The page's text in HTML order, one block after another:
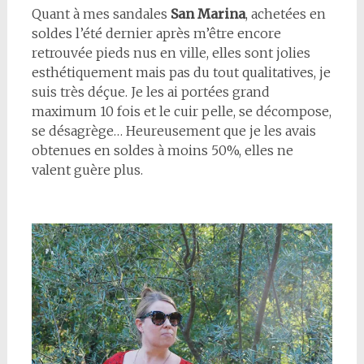
Quant à mes sandales San Marina, achetées en
soldes l’été dernier après m’être encore
retrouvée pieds nus en ville, elles sont jolies
esthétiquement mais pas du tout qualitatives, je
suis très déçue. Je les ai portées grand
maximum 10 fois et le cuir pelle, se décompose,
se désagrège… Heureusement que je les avais
obtenues en soldes à moins 50%, elles ne
valent guère plus.